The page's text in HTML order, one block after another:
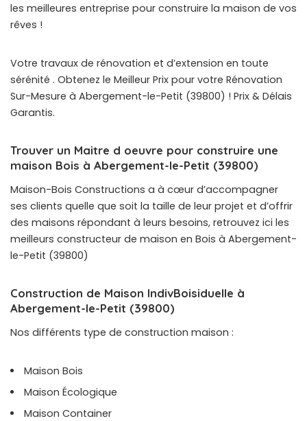
les meilleures entreprise pour construire la maison de vos
rêves !
Votre travaux de rénovation et d’extension en toute
sérénité . Obtenez le Meilleur Prix pour votre Rénovation
Sur-Mesure à Abergement-le-Petit (39800) ! Prix & Délais
Garantis.
Trouver un Maitre d oeuvre pour construire une
maison Bois à Abergement-le-Petit (39800)
Maison-Bois Constructions a à cœur d’accompagner
ses clients quelle que soit la taille de leur projet et d’offrir
des maisons répondant à leurs besoins, retrouvez ici les
meilleurs constructeur de maison en Bois à Abergement-
le-Petit (39800)
Construction de Maison IndivBoisiduelle à
Abergement-le-Petit (39800)
Nos différents type de construction maison :
Maison Bois
Maison Écologique
Maison Container